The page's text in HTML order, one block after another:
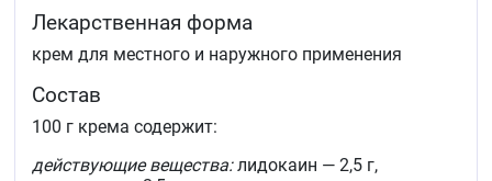
удалении контагиозного моллюска).
Лекарственная форма
крем для местного и наружного применения
Состав
100 г крема содержит:
действующие вещества:лидокаин — 2,5 г,